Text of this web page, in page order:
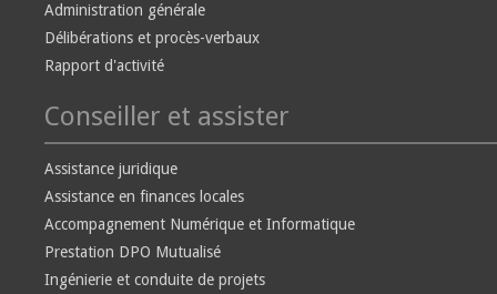
Administration générale
Délibérations et procès-verbaux
Rapport d'activité
Conseiller et assister
Assistance juridique
Assistance en finances locales
Accompagnement Numérique et Informatique
Prestation DPO Mutualisé
Ingénierie et conduite de projets